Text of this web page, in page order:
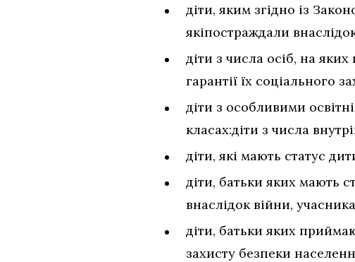
діти, яким згідно із
якіпостраждали
діти з числа осіб, на
гарантії їх соціального
діти з особливими
класах:діти з числа
діти, які мають статус
діти, батьки яких мають
внаслідок війни,
діти, батьки яких
захисту безпеки